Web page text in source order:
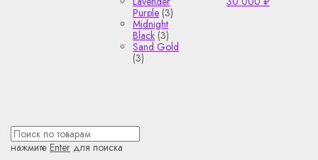
Purple (3)
Midnight
Black (3)
Sand Gold
(3)
нажмите Enter для поиска